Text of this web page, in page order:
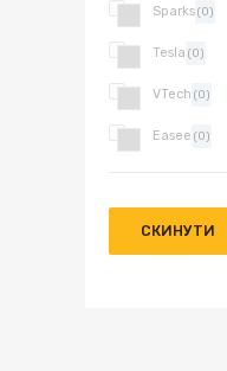
Sparks(0)
Tesla (0)
VTech (0)
Easee (0)
CКИНУТИ